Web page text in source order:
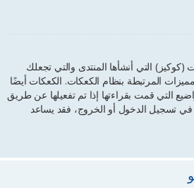
التي أنشأها المنتدى والتي تجعلك
المرتبطة بنظام الكعكات. الكعكات أيضًا
التي قمت بقراءتها إذا تم تفعيلها عن طريق
تسجيل الدخول أو الخروج، فقد يساعد